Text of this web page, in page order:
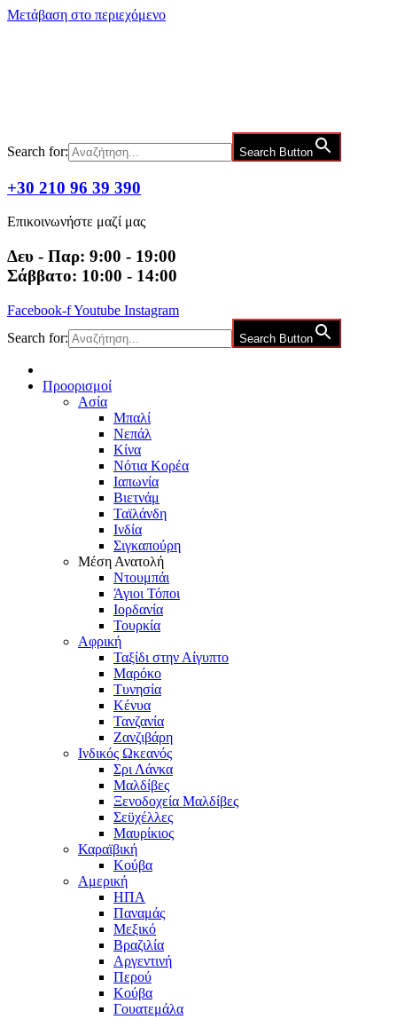
Μετάβαση στο περιεχόμενο
Search for: Search Button
+30 210 96 39 390
Επικοινωνήστε μαζί μας
Δευ - Παρ: 9:00 - 19:00
Σάββατο: 10:00 - 14:00
Facebook-fYoutube Instagram
Search for:
Search Button
Προορισμοί
Ασία
Μπαλί
Νεπάλ
Κίνα
Νότια Κορέα
Ιαπωνία
Βιετνάμ
Ταϊλάνδη
Ινδία
Σιγκαπούρη
Μέση Ανατολή
Ντουμπάι
Άγιοι Τόποι
Ιορδανία
Τουρκία
Αφρική
Ταξίδι στην Αίγυπτο
Μαρόκο
Τυνησία
Κένυα
Τανζανία
Ζανζιβάρη
Ινδικός Ωκεανός
Σρι Λάνκα
Μαλδίβες
Ξενοδοχεία Μαλδίβες
Σεϋχέλλες
Μαυρίκιος
Καραϊβική
Κούβα
Αμερική
ΗΠΑ
Παναμάς
Μεξικό
Βραζιλία
Αργεντινή
Περού
Κούβα
Γουατεμάλα